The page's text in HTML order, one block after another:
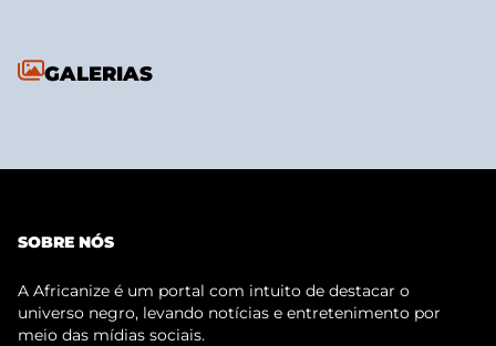
GALERIAS
SOBRE NÓS
A Africanize é um portal com intuito de destacar o
universo negro, levando notícias e entretenimento por
meio das mídias sociais.